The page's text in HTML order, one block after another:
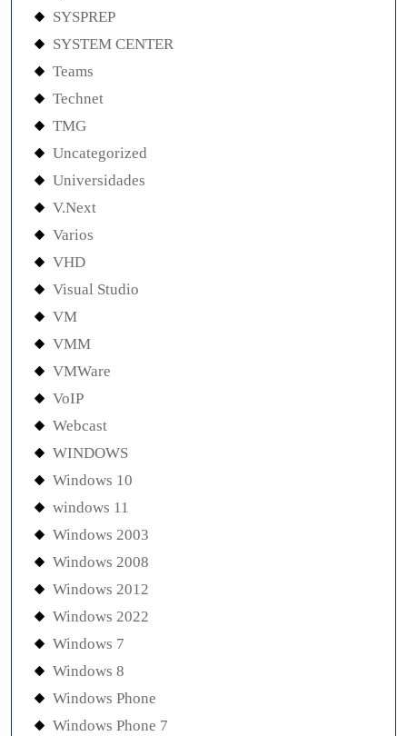
SYSPREP
SYSTEM CENTER
Teams
Technet
TMG
Uncategorized
Universidades
V.Next
Varios
VHD
Visual Studio
VM
VMM
VMWare
VoIP
Webcast
WINDOWS
Windows 10
windows 11
Windows 2003
Windows 2008
Windows 2012
Windows 2022
Windows 7
Windows 8
Windows Phone
Windows Phone 7